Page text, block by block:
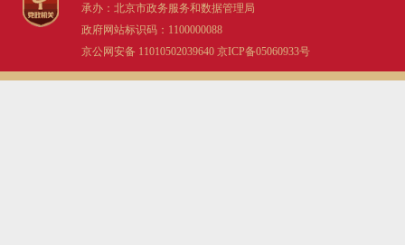
承办：北京市政务服务和数据管理局
政府网站标识码：1100000088
京公网安备 11010502039640 京ICP备05060933号